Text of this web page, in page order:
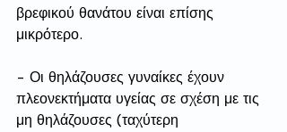
βρεφικού θανάτου είναι επίσης
μικρότερο.
- Οι θηλάζουσες γυναίκες έχουν
πλεονεκτήματα υγείας σε σχέση με τις
μη θηλάζουσες (ταχύτερη